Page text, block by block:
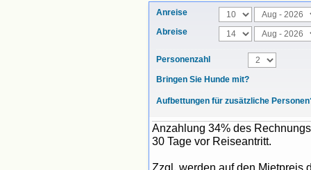
Anreise
Abreise
Personenzahl
Bringen Sie Hunde mit?
Aufbettungen für zusätzliche
Anzahlung 34% des
30 Tage vor Reiseantritt.
Zzgl. werden auf den Mietpreis